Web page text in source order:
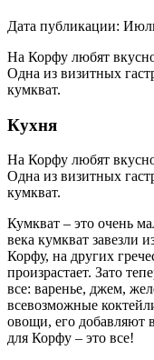
Дата публикации:
На Корфу любят
Одна из визитных
кумкват.
Кухня
На Корфу любят
Одна из визитных
кумкват.
Кумкват – это очень
века кумкват завезли
Корфу, на других
произрастает. Зато
все: варенье, джем,
всевозможные
овощи, его добавляют
для Корфу – это все!